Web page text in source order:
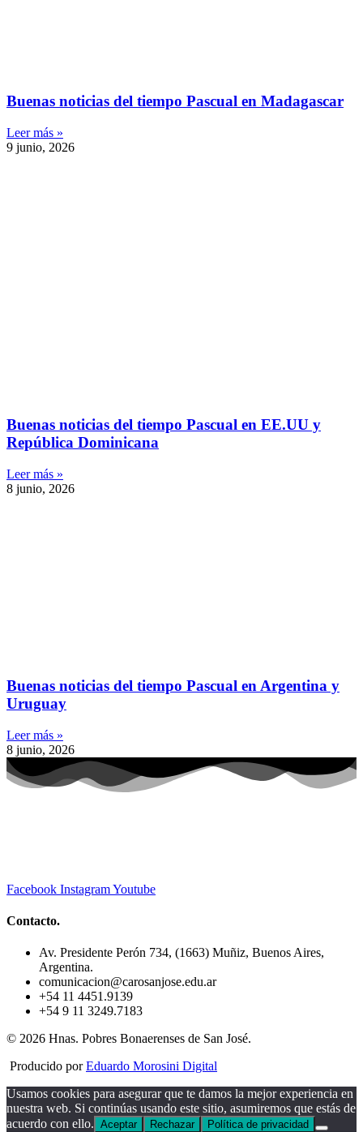
Buenas noticias del tiempo Pascual en Madagascar
Leer más »
9 junio, 2026
Buenas noticias del tiempo Pascual en EE.UU y
República Dominicana
Leer más »
8 junio, 2026
Buenas noticias del tiempo Pascual en Argentina y
Uruguay
Leer más »
8 junio, 2026
Facebook InstagramYoutube
Contacto.
Av. Presidente Perón 734, (1663) Muñiz, Buenos Aires,
Argentina.
comunicacion@carosanjose.edu.ar
+54 11 4451.9139
+54 9 11 3249.7183
© 2026 Hnas. Pobres Bonaerenses de San José.
Producido porEduardo Morosini Digital
Usamos cookies para asegurar que te damos la mejor experiencia en
nuestra web. Si continúas usando este sitio, asumiremos que estás de
acuerdo con ello. Aceptar Rechazar Política de privacidad